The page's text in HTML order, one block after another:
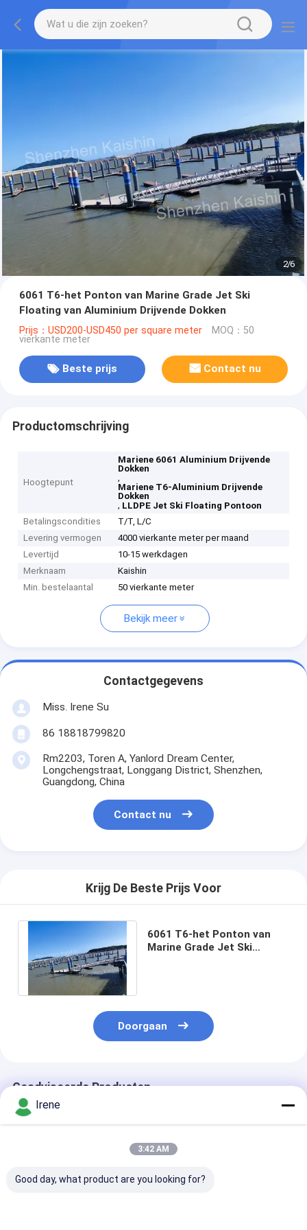
2/6
6061 T6-het Ponton van Marine Grade Jet Ski
Floating van Aluminium Drijvende Dokken
Prijs：USD200-USD450 per square meter MOQ：50
vierkante meter
Beste prijs Contact nu
Productomschrijving
Hoogtepunt
Mariene 6061 Aluminium Drijvende
Dokken
,
Mariene T6-Aluminium Drijvende
Dokken
, LLDPE Jet Ski Floating Pontoon
Betalingscondities
T/T, L/C
Levering vermogen
4000 vierkante meter per maand
Levertijd
10-15 werkdagen
Merknaam
Kaishin
Min. bestelaantal
50 vierkante meter
Bekijk meer
Contactgegevens
Miss. Irene Su
86 18818799820
Rm2203, Toren A, Yanlord Dream Center,
Longchengstraat, Longgang District, Shenzhen,
Guangdong, China
Contact nu
Krijg De Beste Prijs Voor
6061 T6-het Ponton van
Marine Grade Jet Ski
Doorgaan
Geadviseerde Producten
Irene
3:42 AM
Good day, what product are you looking for?